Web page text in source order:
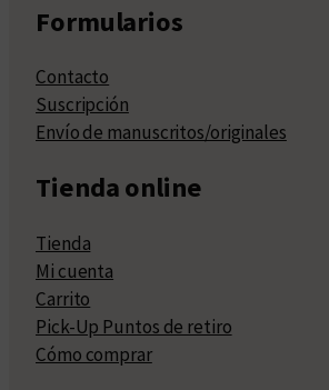
Formularios
Contacto
Suscripción
Envío de manuscritos/originales
Tienda online
Tienda
Mi cuenta
Carrito
Pick-Up Puntos de retiro
Cómo comprar